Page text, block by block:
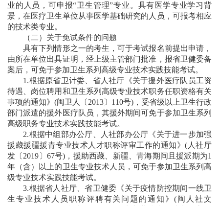
业的人员，可申报“卫生管理”专业。具有医学专业学习背
景，在医疗卫生单位从事医学基础研究的人员，可报考相应
的技术类专业。
（二）关于免试条件的问题
具有下列情形之一的考生，可于考试报名前提出申请，
由所在单位出具证明，经上级主管部门批准，报省卫健委备
案后，可免于参加卫生系列高级专业技术实践技能考试。
1.根据原省卫计委、省人社厅《关于援外医疗队员工资
待遇、岗位聘用和卫生系列高级专业技术职务任职资格有关
事项的通知》(闽卫人〔2013〕110号)，受省级以上卫生行政
部门派遣的援外医疗队员，其援外期间可免于参加卫生系列
高级职务专业技术实践技能考试。
2.根据中组部办公厅、人社部办公厅《关于进一步加强
援藏援疆援青专业技术人才职称评审工作的通知》(人社厅
发〔2019〕67号)，援助西藏、新疆、青海期间且援派期为1
年（含）以上的卫生专业技术人员，可免于参加卫生系列高
级专业技术实践技能考试。
3.根据省人社厅、省卫健委《关于疫情防控期间一线卫
生专业技术人员职称评聘有关问题的通知》(闽人社文